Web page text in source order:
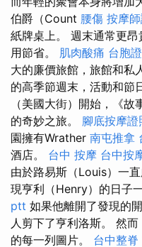
伯爵（Count 腰傷 按摩
紙牌桌上。 週末通常更
用節省。 肌肉酸痛 台胞
大的廉價旅館，旅館和私
的高季節週末，活動和節
（美國大街）開始，《
的奇妙之旅。 腳底按摩證
園擁有Wrather 南屯推拿
酒店。 台中 按摩 台中按
由於路易斯（Louis）一
現亨利（Henry）的日子
ptt 如果他離開了發現的
人剪下了亨利洛斯。 然
的每一列圖片。 台中整脊